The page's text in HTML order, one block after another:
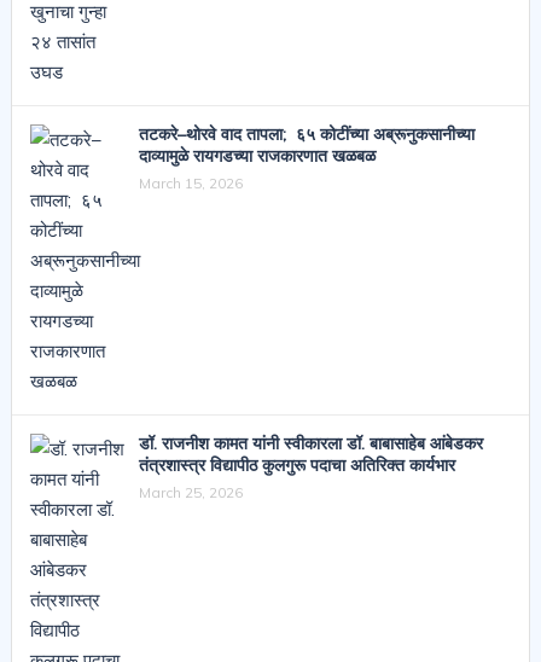
तटकरे–थोरवे वाद तापला; ६५ कोटींच्या अब्रूनुकसानीच्या
दाव्यामुळे रायगडच्या राजकारणात खळबळ
March 15, 2026
डॉ. राजनीश कामत यांनी स्वीकारला डॉ. बाबासाहेब आंबेडकर
तंत्रशास्त्र विद्यापीठ कुलगुरू पदाचा अतिरिक्त कार्यभार
March 25, 2026